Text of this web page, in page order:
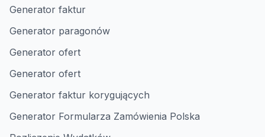
Generator faktur
Generator paragonów
Generator ofert
Generator ofert
Generator faktur korygujących
Generator Formularza Zamówienia Polska